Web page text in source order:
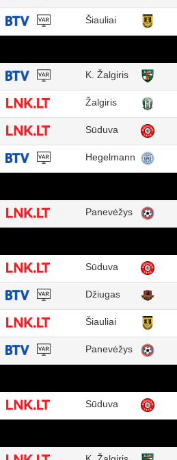
Šiauliai
K. Žalgiris
Žalgiris
Sūduva
Hegelmann
Panevėžys
Sūduva
Džiugas
Šiauliai
Panevėžys
Sūduva